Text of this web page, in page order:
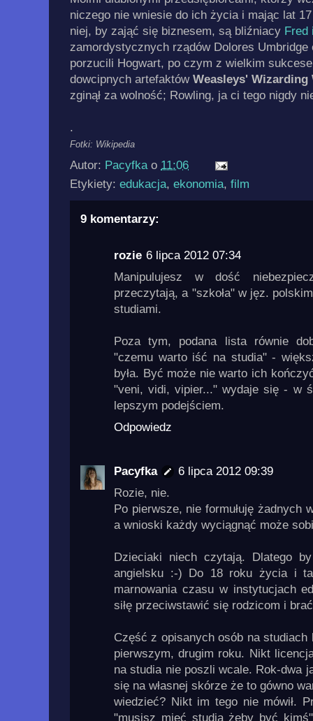
niczego nie wniesie do ich życia i mając lat
niej, by zająć się biznesem, są bliźniacy Fred
zamordystycznych rządów Dolores
porzucili Hogwart, po czym z wielkim
dowcipnych artefaktów Weasleys' Wizarding
zginął za wolność; Rowling, ja ci tego nigdy
.
Fotki: Wikipedia
Autor: Pacyfka o 11:06
Etykiety: edukacja, ekonomia, film
9 komentarzy:
rozie 6 lipca 2012 07:34
Manipulujesz w dość
przeczytają, a "szkoła" w jęz.
studiami.
Poza tym, podana lista równie
"czemu warto iść na studia" -
była. Być może nie warto ich
"veni, vidi, vipier..." wydaje się - w
lepszym podejściem.
Odpowiedz
Pacyfka
6 lipca 2012 09:39
Rozie, nie.
Po pierwsze, nie formułuję żadnych
a wnioski każdy wyciągnąć może
Dzieciaki niech czytają. Dlatego
angielsku :-) Do 18 roku życia i
marnowania czasu w instytucjach
siłę przeciwstawić się rodzicom i
Część z opisanych osób na studiach
pierwszym, drugim roku. Nikt
na studia nie poszli wcale. Rok-dwa
się na własnej skórze że to gówno
wiedzieć? Nikt im tego nie mówił.
"musisz mieć studia żeby być